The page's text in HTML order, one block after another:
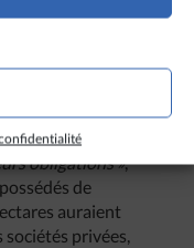
Thpong au
l’homme d’affaires
»
parWikileaks,
obligations »,
de
auraient
sociétés privées,